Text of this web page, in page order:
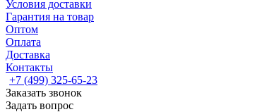
Условия доставки
Гарантия на товар
Оптом
Оплата
Доставка
Контакты
+7 (499) 325-65-23
Заказать звонок
Задать вопрос